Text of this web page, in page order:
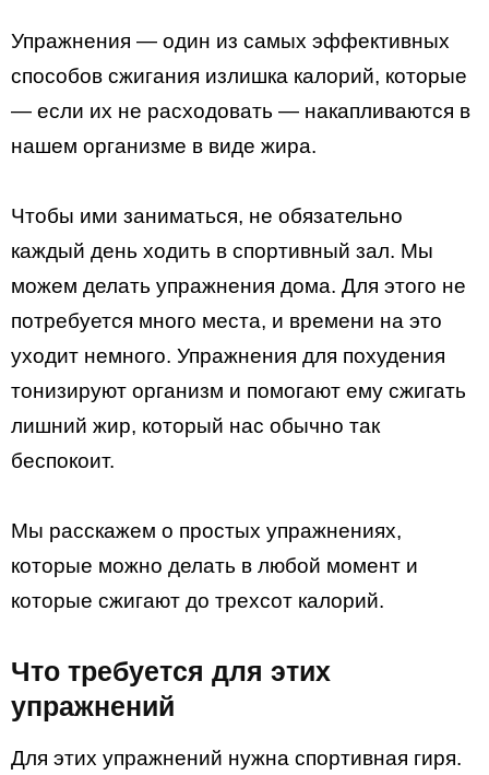
Упражнения — один из самых эффективных
способов сжигания излишка калорий, которые
— если их не расходовать — накапливаются в
нашем организме в виде жира.
Чтобы ими заниматься, не обязательно
каждый день ходить в спортивный зал. Мы
можем делать упражнения дома. Для этого не
потребуется много места, и времени на это
уходит немного. Упражнения для похудения
тонизируют организм и помогают ему сжигать
лишний жир, который нас обычно так
беспокоит.
Мы расскажем о простых упражнениях,
которые можно делать в любой момент и
которые сжигают до трехсот калорий.
Что требуется для этих
упражнений
Для этих упражнений нужна спортивная гиря.